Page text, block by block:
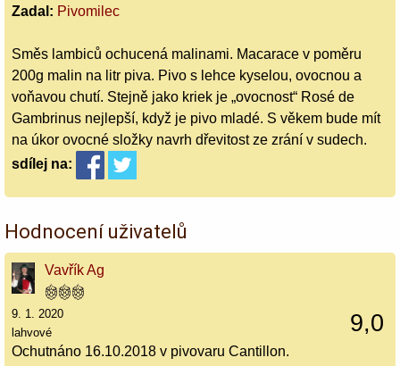
Zadal: Pivomilec
Směs lambiců ochucená malinami. Macarace v poměru
200g malin na litr piva. Pivo s lehce kyselou, ovocnou a
voňavou chutí. Stejně jako kriek je „ovocnost“ Rosé de
Gambrinus nejlepší, když je pivo mladé. S věkem bude mít
na úkor ovocné složky navrh dřevitost ze zrání v sudech.
sdílej na:
Hodnocení uživatelů
Vavřík Ag
9,0
9. 1. 2020
lahvové
Ochutnáno 16.10.2018 v pivovaru Cantillon.